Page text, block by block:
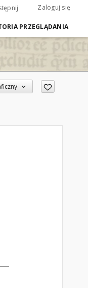
Zaloguj się
PRZEGLĄDANIA